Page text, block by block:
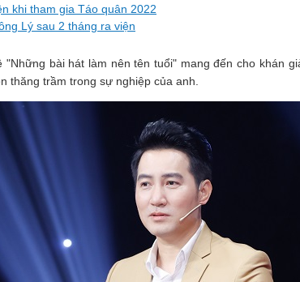
khi tham gia Táo quân 2022
Lý sau 2 tháng ra viện
"Những bài hát làm nên tên tuổi" mang đến cho khán
thăng trầm trong sự nghiệp của anh.